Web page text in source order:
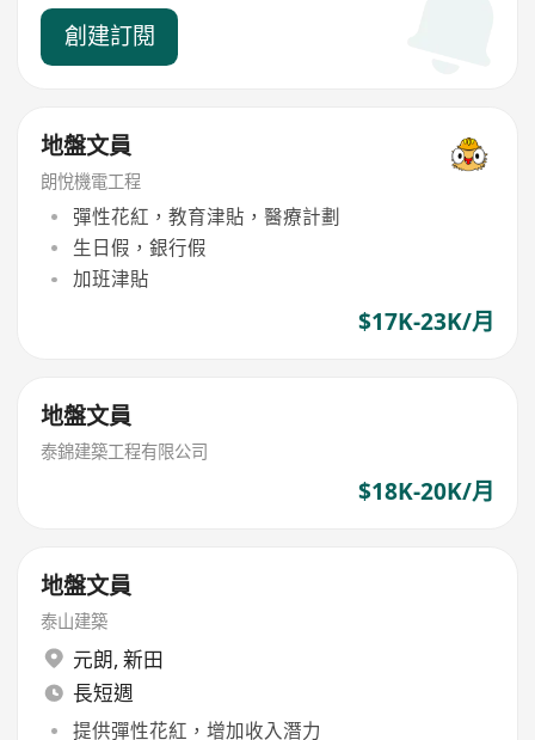
創建訂閱
地盤文員
朗悅機電工程
彈性花紅，教育津貼，醫療計劃
生日假，銀行假
加班津貼
$17K-23K/月
地盤文員
泰錦建築工程有限公司
$18K-20K/月
地盤文員
泰山建築
元朗, 新田
長短週
提供彈性花紅，增加收入潛力